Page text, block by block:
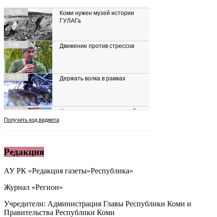
Редакция
АУ РК «Редакция газеты»Республика»
Журнал «Регион»
Учредители: Администрация Главы Республики Коми и
Правительства Республики Коми